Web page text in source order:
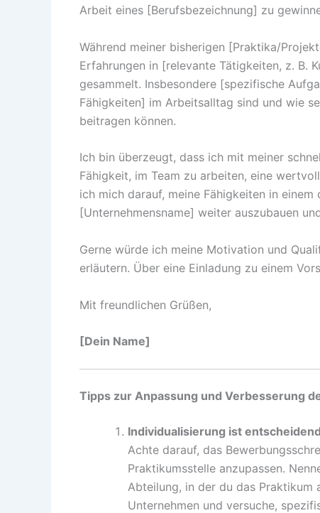
Arbeit eines [Berufsbezeichnung] zu
Während meiner bisherigen [Praktika/
Erfahrungen in [relevante Tätigkeiten, z. B.
gesammelt. Insbesondere [spezifische
Fähigkeiten] im Arbeitsalltag sind und wie
beitragen können.
Ich bin überzeugt, dass ich mit meiner
Fähigkeit, im Team zu arbeiten, eine
ich mich darauf, meine Fähigkeiten in
[Unternehmensname] weiter auszubauen
Gerne würde ich meine Motivation und
erläutern. Über eine Einladung zu einem
Mit freundlichen Grüßen,
[Dein Name]
Tipps zur Anpassung und Verbesserung
Individualisierung ist
Achte darauf, das
Praktikumsstelle anzupassen.
Abteilung, in der du das Praktikum
Unternehmen und versuche,